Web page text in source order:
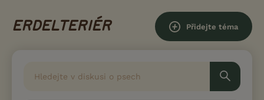
ERDELTERIÉR Přidejte téma